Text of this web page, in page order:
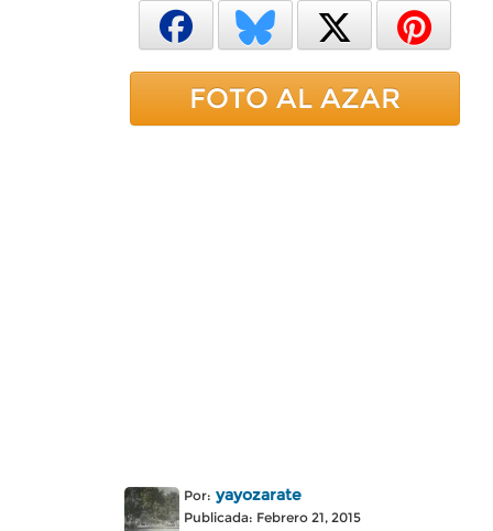
FOTO AL AZAR
Por: yayozarate
Publicada: Febrero 21, 2015